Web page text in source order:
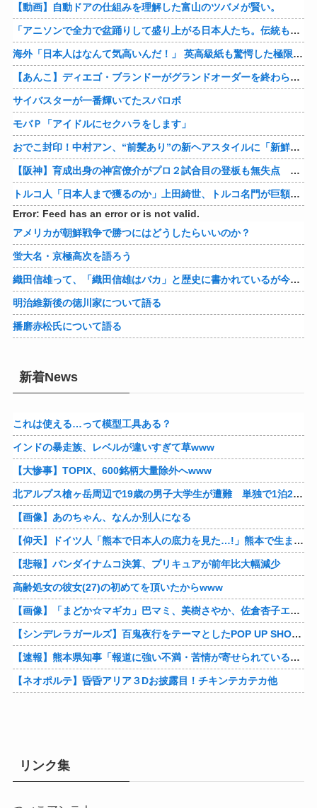
【動画】自動ドアの仕組みを理解した富山のツバメが賢い。
「アニソンで全力で盆踊りして盛り上がる日本人たち。伝統もオタクもこの熱量、素晴らしい」→女さんブチギレ「これを見て『日本の品格が落ちた』と思いま…
海外「日本人はなんて気高いんだ！」 英高級紙も驚愕した極限の中の日本人の姿に世界が衝撃
【あんこ】ディエゴ・ブランドーがグランドオーダーを終わらせるようです【FGO二部】 第１６６話
サイバスターが一番輝いてたスパロボ
モバＰ「アイドルにセクハラをします」
おでこ封印！中村アン、“前髪あり”の新ヘアスタイルに「新鮮でたまらん」の声【画像】
【阪神】育成出身の神宮僚介がプロ２試合目の登板も無失点 ボスラーを三振に ピンチで抑えた
トルコ人「日本人まで獲るのか」上田綺世、トルコ名門が巨額の正式オファー！現地サポが騒然！【海外の反応】
Error: Feed has an error or is not valid.
アメリカが朝鮮戦争で勝つにはどうしたらいいのか？
蛍大名・京極高次を語ろう
織田信雄って、「織田信雄はバカ」と歴史に書かれているが今まで家が残っているんでバカではないよな？
明治維新後の徳川家について語る
播磨赤松氏について語る
新着News
これは使える…って模型工具ある？
インドの暴走族、レベルが違いすぎて草www
【大惨事】TOPIX、600銘柄大量除外へwww
北アルプス槍ヶ岳周辺で19歳の男子大学生が遭難 単独で1泊2日の予定で入山も連絡取れず 警察が9日以降捜索予定
【画像】あのちゃん、なんか別人になる
【仰天】ドイツ人「熊本で日本人の底力を見た…!」熊本で生まれて初めて震度7の大地震を経験したドイツ人。直後、日本人たちの行動に衝撃を受けてしまう…
【悲報】バンダイナムコ決算、プリキュアが前年比大幅減少
高齢処女の彼女(27)の初めてを頂いたからwww
【画像】「まどか☆マギカ」巴マミ、美樹さやか、佐倉杏子エロすぎ放課後えんこーハメ撮りどぴゅどぴゅエチエチが最高すぎる❣
【シンデレラガールズ】百鬼夜行をテーマとしたPOP UP SHOPが東京・大阪にて開催
【速報】熊本県知事「報道に強い不満・苦情が寄せられている」→TBSの報道特集がまさにそれな件他
【ネオポルテ】昏昏アリア３Dお披露目！チキンテカテカ他
リンク集